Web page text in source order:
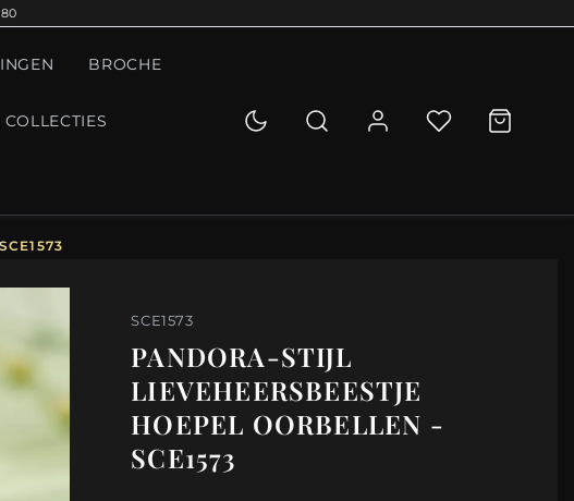
BROCHE
COLLECTIES
SCE1573
PANDORA-STIJL
LIEVEHEERSBEESTJE
HOEPEL OORBELLEN -
SCE1573